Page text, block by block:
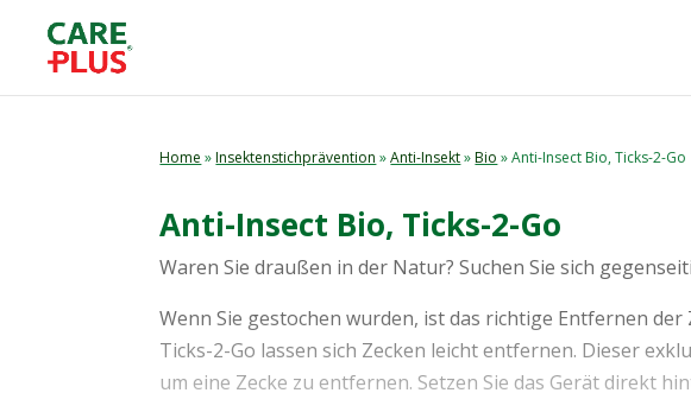
Home »Insektenstichprävention »Anti-Insekt»Bio » Anti-Insect Bio, Ticks-2-Go
Anti-Insect Bio, Ticks-2-Go
Waren Sie draußen in der Natur? Suchen Sie sich
Wenn Sie gestochen wurden, ist das richtige Entfernen
Ticks-2-Go lassen sich Zecken leicht entfernen. Dieser
um eine Zecke zu entfernen. Setzen Sie das Gerät direkt